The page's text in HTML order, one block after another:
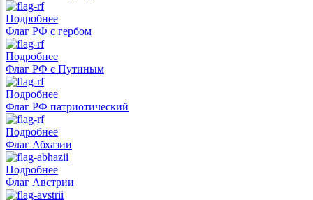
Подробнее
Флаг РФ с гербом
Подробнее
Флаг РФ с Путиным
Подробнее
Флаг РФ патриотический
Подробнее
Флаг Абхазии
Подробнее
Флаг Австрии